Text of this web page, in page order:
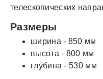
телескопических
Размеры
ширина - 850 мм
высота - 800 мм
глубина - 530 мм